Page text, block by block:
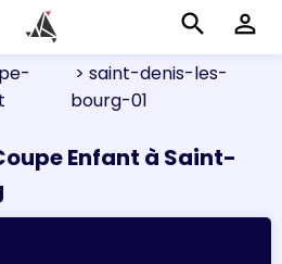
search perm_identity
> saint-denis-les-
bourg-01
Enfant à Saint-